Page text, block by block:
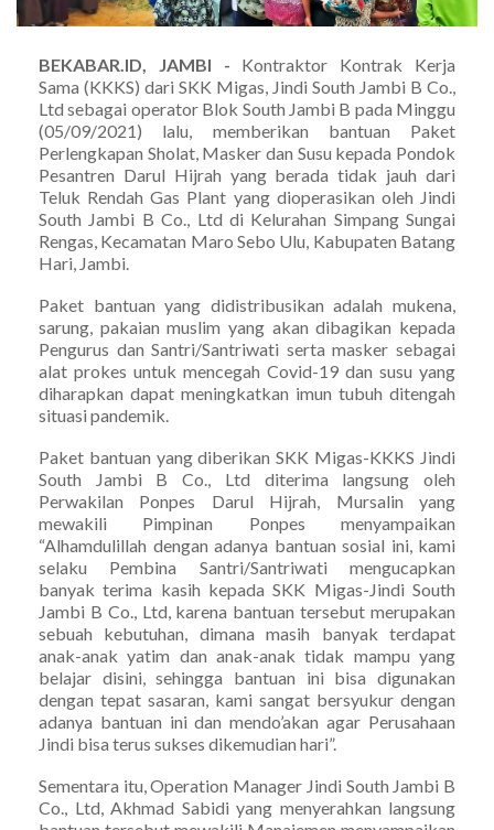
BEKABAR.ID, JAMBI - Kontraktor Kontrak Kerja
Sama (KKKS) dari SKK Migas, Jindi South Jambi B Co.,
Ltd sebagai operator Blok South Jambi B pada Minggu
(05/09/2021) lalu, memberikan bantuan Paket
Perlengkapan Sholat, Masker dan Susu kepada Pondok
Pesantren Darul Hijrah yang berada tidak jauh dari
Teluk Rendah Gas Plant yang dioperasikan oleh Jindi
South Jambi B Co., Ltd di Kelurahan Simpang Sungai
Rengas, Kecamatan Maro Sebo Ulu, Kabupaten Batang
Hari, Jambi.
Paket bantuan yang didistribusikan adalah mukena,
sarung, pakaian muslim yang akan dibagikan kepada
Pengurus dan Santri/Santriwati serta masker sebagai
alat prokes untuk mencegah Covid-19 dan susu yang
diharapkan dapat meningkatkan imun tubuh ditengah
situasi pandemik.
Paket bantuan yang diberikan SKK Migas-KKKS Jindi
South Jambi B Co., Ltd diterima langsung oleh
Perwakilan Ponpes Darul Hijrah, Mursalin yang
mewakili Pimpinan Ponpes menyampaikan
“Alhamdulillah dengan adanya bantuan sosial ini, kami
selaku Pembina Santri/Santriwati mengucapkan
banyak terima kasih kepada SKK Migas-Jindi South
Jambi B Co., Ltd, karena bantuan tersebut merupakan
sebuah kebutuhan, dimana masih banyak terdapat
anak-anak yatim dan anak-anak tidak mampu yang
belajar disini, sehingga bantuan ini bisa digunakan
dengan tepat sasaran, kami sangat bersyukur dengan
adanya bantuan ini dan mendo’akan agar Perusahaan
Jindi bisa terus sukses dikemudian hari”.
Sementara itu, Operation Manager Jindi South Jambi B
Co., Ltd, Akhmad Sabidi yang menyerahkan langsung